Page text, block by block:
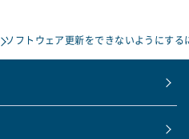
ソフトウェア更新をできないようにす